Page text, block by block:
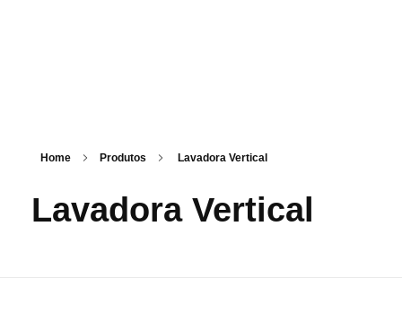
Home Produtos Lavadora Vertical
Lavadora Vertical